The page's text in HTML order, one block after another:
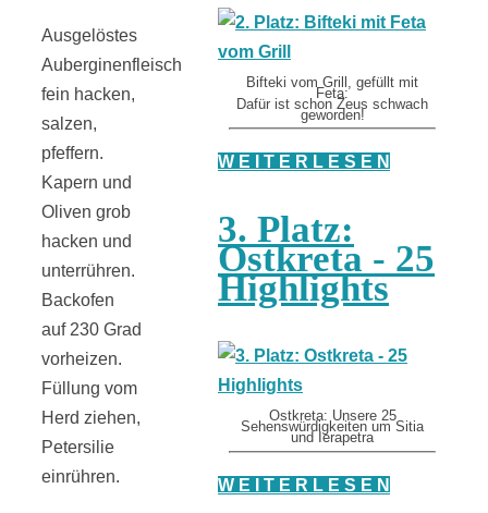
Ausgelöstes
Auberginenfleisch
fein hacken,
salzen,
pfeffern.
Kapern und
Oliven grob
hacken und
unterrühren.
Backofen
auf 230 Grad
vorheizen.
Füllung vom
Herd ziehen,
Petersilie
einrühren.
Bifteki vom Grill, gefüllt mit
Feta:
Dafür ist schon Zeus schwach
geworden!
W E I T E R L E S E N
3. Platz:
Ostkreta - 25
Highlights
Ostkreta: Unsere 25
Sehenswürdigkeiten um Sitia
und Ierapetra
W E I T E R L E S E N